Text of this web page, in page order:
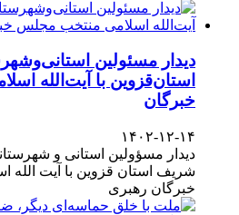
دیدار مسئولین
استان‌قزوین با آیت‌الله‌
خبرگان
۱۴۰۲-۱۲-۱۴
دیدار مسؤولین استانی و
شریف استان قزوین با آیت
خبرگان رهبری